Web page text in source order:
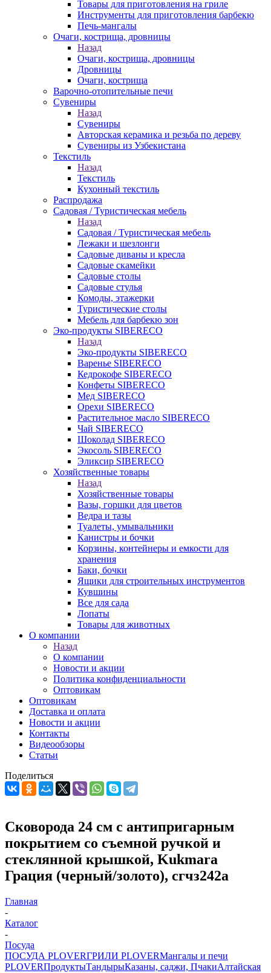
Товары для приготовления на гриле
Инструменты для приготовления барбекю
Печь-мангалы
Очаги, кострища, дровницы
Назад
Очаги, кострища, дровницы
Дровницы
Очаги, кострища
Варочно-отопительные печи
Сувениры
Назад
Сувениры
Авторская керамика и резьба по дереву
Сувениры из Узбекистана
Текстиль
Назад
Текстиль
Кухонный текстиль
Распродажа
Садовая / Туристическая мебель
Назад
Садовая / Туристическая мебель
Лежаки и шезлонги
Садовые диваны и кресла
Садовые скамейки
Садовые столы
Садовые стулья
Комоды, этажерки
Туристические столы
Мебель для барбекю зон
Эко-продукты SIBERECO
Назад
Эко-продукты SIBERECO
Варенье SIBERECO
Кедрокофе SIBERECO
Конфеты SIBERECO
Мед SIBERECO
Орехи SIBERECO
Растительное масло SIBERECO
Чай SIBERECO
Шоколад SIBERECO
Экосоль SIBERECO
Эликсир SIBERECO
Хозяйственные товары
Назад
Хозяйственные товары
Вазы, горшки для цветов
Ведра и тазы
Туалеты, умывальники
Канистры и бочки
Корзины, контейнеры и емкости для
хранения
Баки, бочки
Ящики для строительных инструментов
Кувшины
Все для сада
Лопаты
Товары для животных
О компании
Назад
О компании
Новости и акции
Политика конфиденциальности
Оптовикам
Оптовикам
Доставка и оплата
Новости и акции
Контакты
Видеообзоры
Статьи
Поделиться
Сковорода 24 см с антипригарным
покрытием со съемной ручкой и
стеклянной крышкой, Kukmara
Грация (черный/золото), сгчз242а
Главная
-
Каталог
-
Посуда
ПОСУДА PLOVERГРИЛИ PLOVERМангалы и печи
PLOVERПродуктыТандырыКазаны, саджи, ПчакиАлтайская